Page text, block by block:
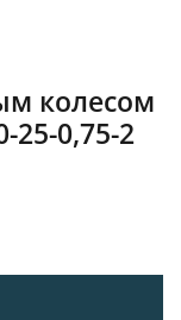
колесом
25-0,75-2